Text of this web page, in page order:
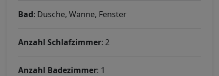
Bad: Dusche, Wanne, Fenster
Anzahl Schlafzimmer: 2
Anzahl Badezimmer: 1